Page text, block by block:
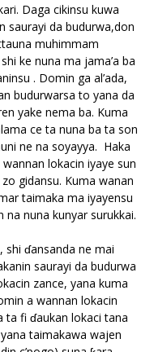
Daga cikinsu kuwa
saurayi da budurwa,don
muhimmam
ke nuna ma jama’a ba
. Domin ga al’ada,
budurwarsa to yana da
yake nema ba. Kuma
ce ta nuna ba ta son
ne na soyayya. Haka
lokacin iyaye sun
gidansu. Kuma wanan
taimaka ma iyayensu
na nuna kunyar surukkai.
shi ɗansanda ne mai
saurayi da budurwa
zance, yana kuma
a wannan lokacin
ta fi ɗaukan lokaci tana
taimakawa wajen